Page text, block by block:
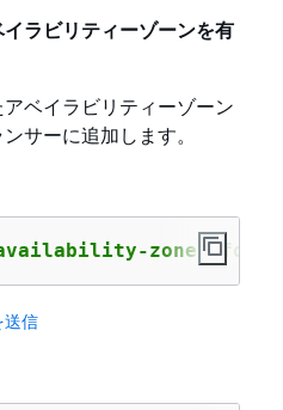
ラビリティーゾーンを有
ベイラビリティーゾーン
サーに追加します。
zones-for-
送信